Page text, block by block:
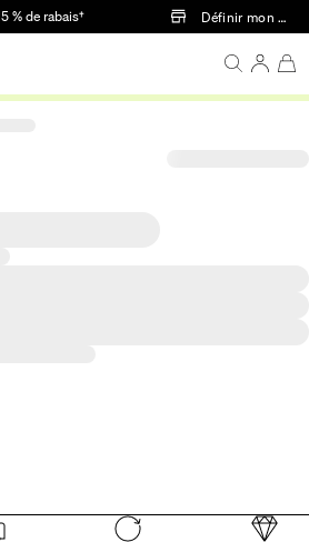
Passer au contenu principal
% de rabais† Définir mon